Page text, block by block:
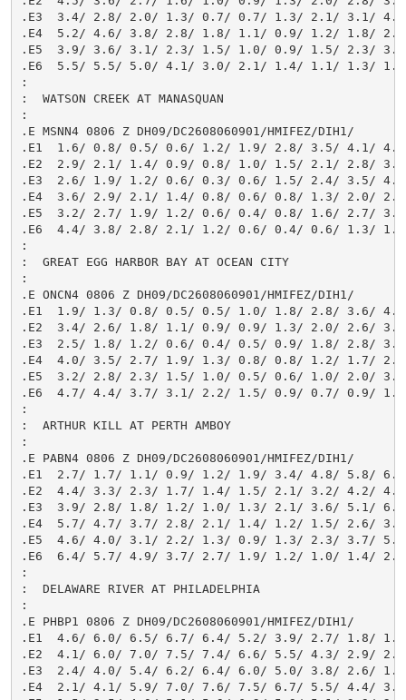
.E3  3.4/ 2.8/ 2.0/ 1.3/ 0.7/ 0.7/ 1.3/ 2.1/ 3.1/
.E4  5.2/ 4.6/ 3.8/ 2.8/ 1.8/ 1.1/ 0.9/ 1.2/ 1.8/
.E5  3.9/ 3.6/ 3.1/ 2.3/ 1.5/ 1.0/ 0.9/ 1.5/ 2.3/
.E6  5.5/ 5.5/ 5.0/ 4.1/ 3.0/ 2.1/ 1.4/ 1.1/ 1.3/
:
:  WATSON CREEK AT MANASQUAN
:
.E MSNN4 0806 Z DH09/DC2608060901/HMIFEZ/DIH1/
.E1  1.6/ 0.8/ 0.5/ 0.6/ 1.2/ 1.9/ 2.8/ 3.5/ 4.1/
.E2  2.9/ 2.1/ 1.4/ 0.9/ 0.8/ 1.0/ 1.5/ 2.1/ 2.8/
.E3  2.6/ 1.9/ 1.2/ 0.6/ 0.3/ 0.6/ 1.5/ 2.4/ 3.5/
.E4  3.6/ 2.9/ 2.1/ 1.4/ 0.8/ 0.6/ 0.8/ 1.3/ 2.0/
.E5  3.2/ 2.7/ 1.9/ 1.2/ 0.6/ 0.4/ 0.8/ 1.6/ 2.7/
.E6  4.4/ 3.8/ 2.8/ 2.1/ 1.2/ 0.6/ 0.4/ 0.6/ 1.3/
:
:  GREAT EGG HARBOR BAY AT OCEAN CITY
:
.E ONCN4 0806 Z DH09/DC2608060901/HMIFEZ/DIH1/
.E1  1.9/ 1.3/ 0.8/ 0.5/ 0.5/ 1.0/ 1.8/ 2.8/ 3.6/
.E2  3.4/ 2.6/ 1.8/ 1.1/ 0.9/ 0.9/ 1.3/ 2.0/ 2.6/
.E3  2.5/ 1.8/ 1.2/ 0.6/ 0.4/ 0.5/ 0.9/ 1.8/ 2.8/
.E4  4.0/ 3.5/ 2.7/ 1.9/ 1.3/ 0.8/ 0.8/ 1.2/ 1.7/
.E5  3.2/ 2.8/ 2.3/ 1.5/ 1.0/ 0.5/ 0.6/ 1.0/ 2.0/
.E6  4.7/ 4.4/ 3.7/ 3.1/ 2.2/ 1.5/ 0.9/ 0.7/ 0.9/
:
:  ARTHUR KILL AT PERTH AMBOY
:
.E PABN4 0806 Z DH09/DC2608060901/HMIFEZ/DIH1/
.E1  2.7/ 1.7/ 1.1/ 0.9/ 1.2/ 1.9/ 3.4/ 4.8/ 5.8/
.E2  4.4/ 3.3/ 2.3/ 1.7/ 1.4/ 1.5/ 2.1/ 3.2/ 4.2/
.E3  3.9/ 2.8/ 1.8/ 1.2/ 1.0/ 1.3/ 2.1/ 3.6/ 5.1/
.E4  5.7/ 4.7/ 3.7/ 2.8/ 2.1/ 1.4/ 1.2/ 1.5/ 2.6/
.E5  4.6/ 4.0/ 3.1/ 2.2/ 1.3/ 0.9/ 1.3/ 2.3/ 3.7/
.E6  6.4/ 5.7/ 4.9/ 3.7/ 2.7/ 1.9/ 1.2/ 1.0/ 1.4/
:
:  DELAWARE RIVER AT PHILADELPHIA
:
.E PHBP1 0806 Z DH09/DC2608060901/HMIFEZ/DIH1/
.E1  4.6/ 6.0/ 6.5/ 6.7/ 6.4/ 5.2/ 3.9/ 2.7/ 1.8/
.E2  4.1/ 6.0/ 7.0/ 7.5/ 7.4/ 6.6/ 5.5/ 4.3/ 2.9/
.E3  2.4/ 4.0/ 5.4/ 6.2/ 6.4/ 6.0/ 5.0/ 3.8/ 2.6/
.E4  2.1/ 4.1/ 5.9/ 7.0/ 7.6/ 7.5/ 6.7/ 5.5/ 4.4/